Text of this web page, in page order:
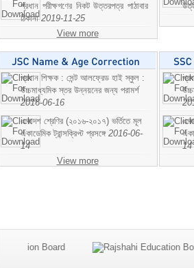
প্রধান পরীক্ষগণের নিকট উত্তরপত্র পাঠাবার
ঠিকানা2019-11-25
View more
প্রধান শিক্ষক : সেন্ট আলফ্রেড হাই স্কুল :
উচ্চমাধ্যমিক স্তর উন্নয়নের জন্য পরামর্শ
2016-06-16
একাদশ শ্রেণির (২০১৬-২০১৭) ভর্তিতে মূল
একাডেমিক ট্রান্সক্রিপ্ট প্রসঙ্গে 2016-06-
14
View more
14